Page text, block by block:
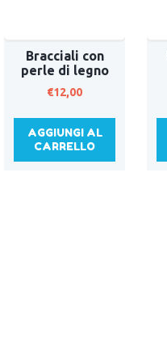
Bracciali con
perle di legno
€12,00
AGGIUNGI AL
CARRELLO